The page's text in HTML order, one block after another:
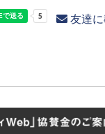
友達